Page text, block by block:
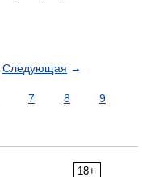
Следующая →
7 8
9
18+